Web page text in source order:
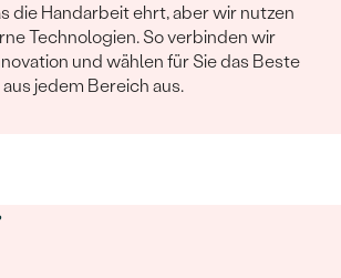
die Handarbeit ehrt, aber wir nutzen
Technologien. So verbinden wir
und wählen für Sie das Beste
aus jedem Bereich aus.